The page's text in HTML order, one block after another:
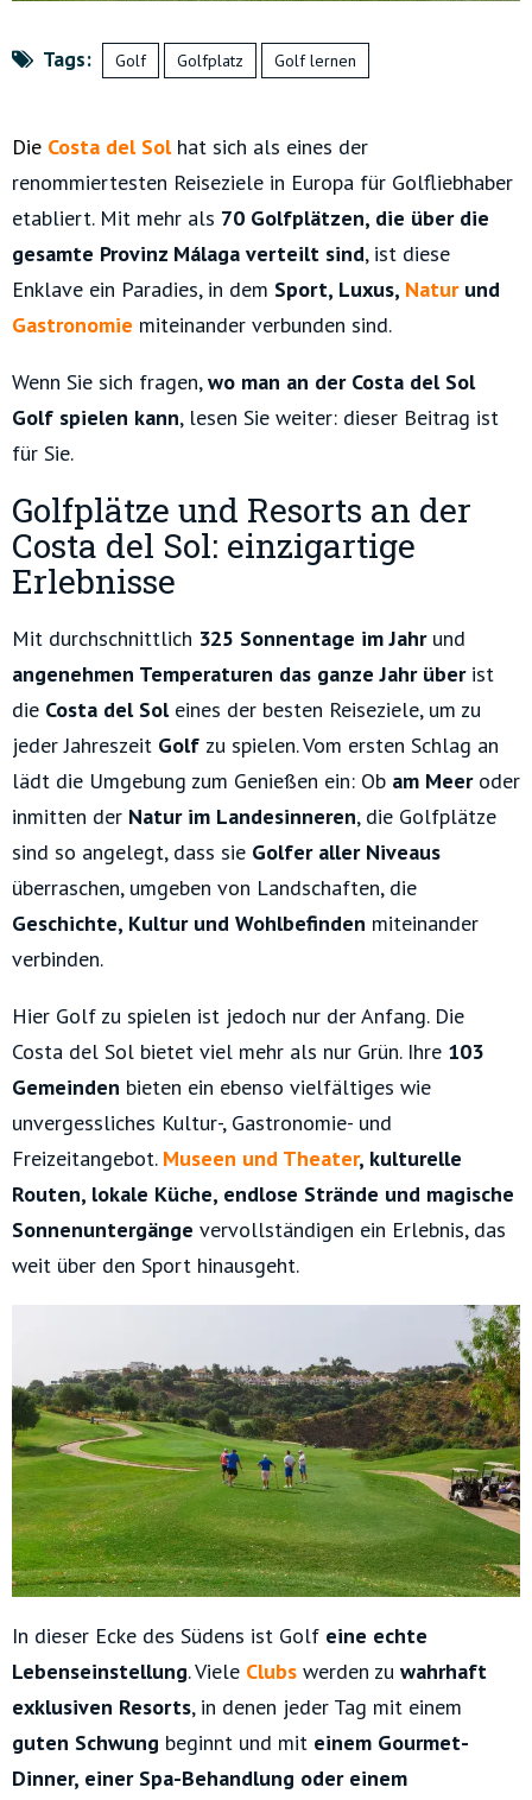
Tags: Golf Golfplatz Golf lernen
Die Costa del Sol hat sich als eines der
renommiertesten Reiseziele in Europa für Golfliebhaber
etabliert. Mit mehr als 70 Golfplätzen, die über die
gesamte Provinz Málaga verteilt sind, ist diese
Enklave ein Paradies, in dem Sport, Luxus, Naturund
Gastronomie miteinander verbunden sind.
Wenn Sie sich fragen,wo man an der Costa del Sol
Golf spielen kann, lesen Sie weiter: dieser Beitrag ist
für Sie.
Golfplätze und Resorts an der
Costa del Sol: einzigartige
Erlebnisse
Mit durchschnittlich 325 Sonnentage im Jahrund
angenehmen Temperaturen das ganze Jahr überist
die Costa del Soleines der besten Reiseziele, um zu
jeder Jahreszeit Golf zu spielen. Vom ersten Schlag an
lädt die Umgebung zum Genießen ein: Ob am Meeroder
inmitten der Natur im Landesinneren, die Golfplätze
sind so angelegt, dass sie Golfer aller Niveaus
überraschen, umgeben von Landschaften, die
Geschichte, Kultur und Wohlbefinden miteinander
verbinden.
Hier Golf zu spielen ist jedoch nur der Anfang. Die
Costa del Sol bietet viel mehr als nur Grün. Ihre 103
Gemeinden bieten ein ebenso vielfältiges wie
unvergessliches Kultur-, Gastronomie- und
Freizeitangebot. Museen und Theater, kulturelle
Routen, lokale Küche, endlose Strände und magische
Sonnenuntergänge vervollständigen ein Erlebnis, das
weit über den Sport hinausgeht.
In dieser Ecke des Südens ist Golf eine echte
Lebenseinstellung. Viele Clubs werden zu wahrhaft
exklusiven Resorts, in denen jeder Tag mit einem
guten Schwung beginnt und mit einem Gourmet-
Dinner, einer Spa-Behandlung oder einem